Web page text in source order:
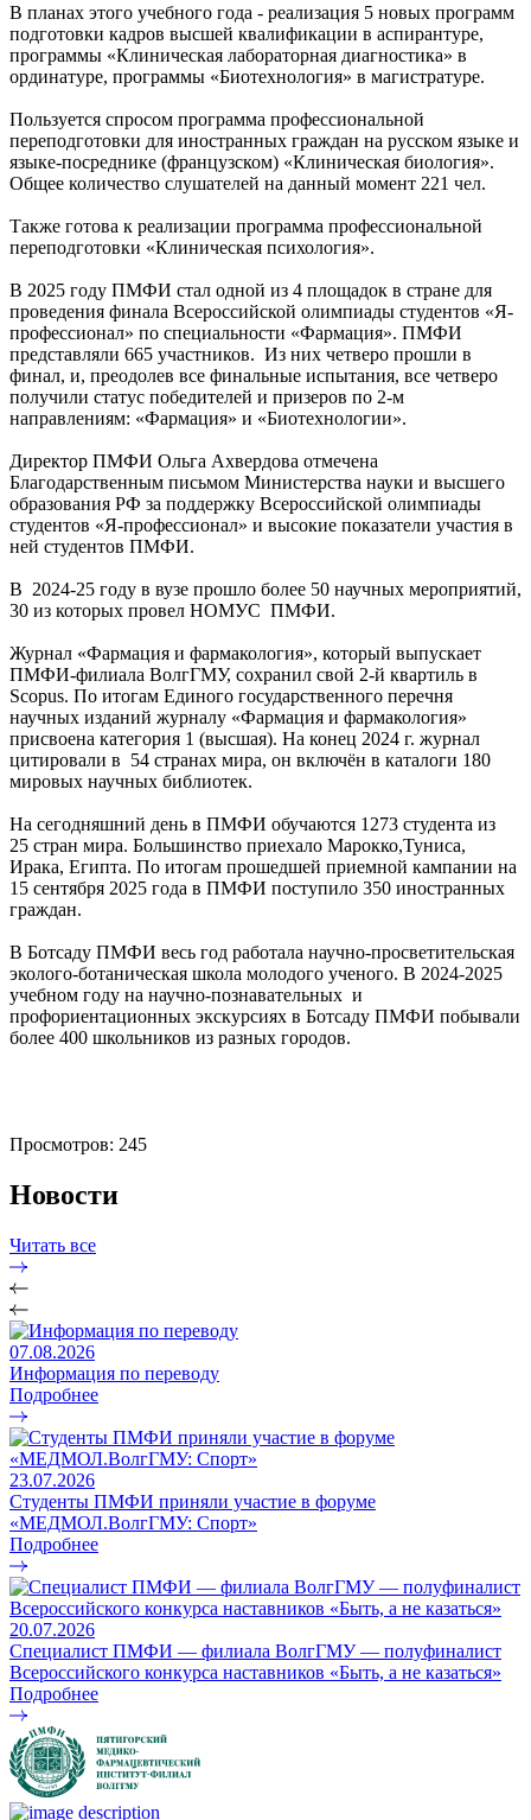
В планах этого учебного года - реализация 5 новых программ
подготовки кадров высшей квалификации в аспирантуре,
программы «Клиническая лабораторная диагностика» в
ординатуре, программы «Биотехнология» в магистратуре.
Пользуется спросом программа профессиональной
переподготовки для иностранных граждан на русском языке и
языке-посреднике (французском) «Клиническая биология».
Общее количество слушателей на данный момент 221 чел.
Также готова к реализации программа профессиональной
переподготовки «Клиническая психология».
В 2025 году ПМФИ стал одной из 4 площадок в стране для
проведения финала Всероссийской олимпиады студентов «Я-
профессионал» по специальности «Фармация». ПМФИ
представляли 665 участников. Из них четверо прошли в
финал, и, преодолев все финальные испытания, все четверо
получили статус победителей и призеров по 2-м
направлениям: «Фармация» и «Биотехнологии».
Директор ПМФИ Ольга Ахвердова отмечена
Благодарственным письмом Министерства науки и высшего
образования РФ за поддержку Всероссийской олимпиады
студентов «Я-профессионал» и высокие показатели участия в
ней студентов ПМФИ.
В 2024-25 году в вузе прошло более 50 научных мероприятий,
30 из которых провел НОМУС ПМФИ.
Журнал «Фармация и фармакология», который выпускает
ПМФИ-филиала ВолгГМУ, сохранил свой 2-й квартиль в
Scopus. По итогам Единого государственного перечня
научных изданий журналу «Фармация и фармакология»
присвоена категория 1 (высшая). На конец 2024 г. журнал
цитировали в 54 странах мира, он включён в каталоги 180
мировых научных библиотек.
На сегодняшний день в ПМФИ обучаются 1273 студента из
25 стран мира. Большинство приехало Марокко,Туниса,
Ирака, Египта. По итогам прошедшей приемной кампании на
15 сентября 2025 года в ПМФИ поступило 350 иностранных
граждан.
В Ботсаду ПМФИ весь год работала научно-просветительская
эколого-ботаническая школа молодого ученого. В 2024-2025
учебном году на научно-познавательных и
профориентационных экскурсиях в Ботсаду ПМФИ побывали
более 400 школьников из разных городов.
Просмотров: 245
Новости
Читать все
07.08.2026
Информация по переводу
Подробнее
23.07.2026
Студенты ПМФИ приняли участие в форуме
«МЕДМОЛ.ВолгГМУ: Спорт»
Подробнее
20.07.2026
Специалист ПМФИ — филиала ВолгГМУ — полуфиналист
Всероссийского конкурса наставников «Быть, а не казаться»
Подробнее